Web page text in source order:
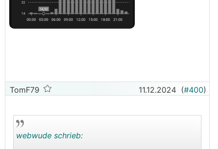
TomF79 11.12.2024 (#400)
webwude schrieb: